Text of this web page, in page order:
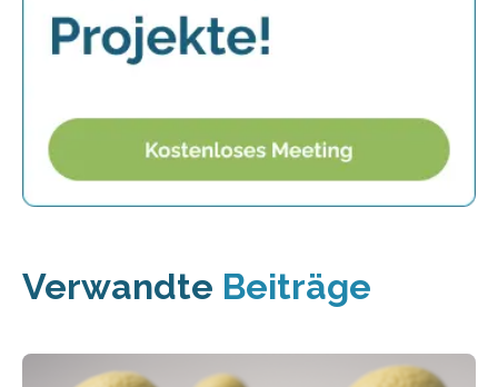
Verwandte Beiträge